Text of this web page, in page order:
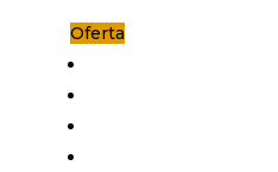
Oferta